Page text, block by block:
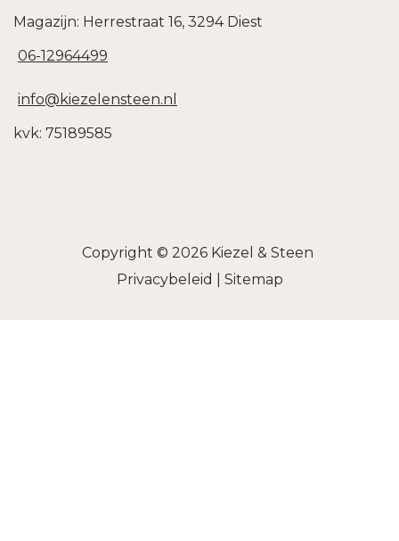
Magazijn: Herrestraat 16, 3294 Diest
06-12964499
info@kiezelensteen.nl
kvk: 75189585
Copyright © 2026 Kiezel & Steen
Privacybeleid
Sitemap